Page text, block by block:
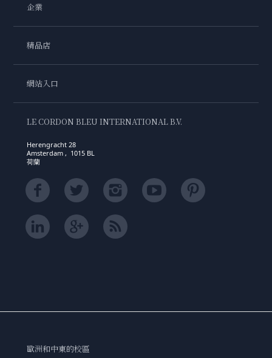
企業
精品店
網站入口
LE CORDON BLEU INTERNATIONAL B.V.
Herengracht 28
Amsterdam , 1015 BL
荷蘭
歐洲和中東的校區